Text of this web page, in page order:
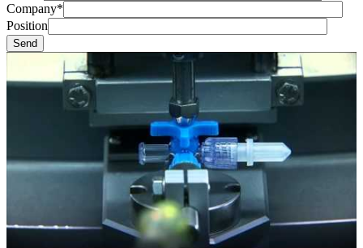
Company*
Position